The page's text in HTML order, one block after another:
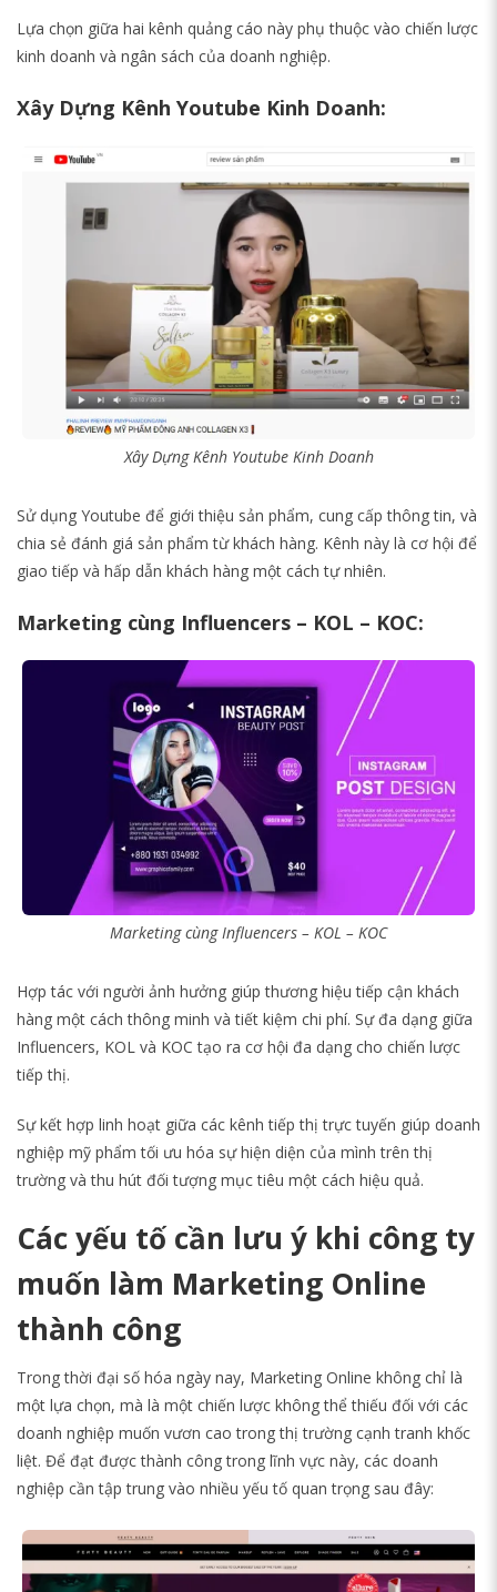
Lựa chọn giữa hai kênh quảng cáo này phụ thuộc vào chiến lược
kinh doanh và ngân sách của doanh nghiệp.
Xây Dựng Kênh Youtube Kinh Doanh:
Xây Dựng Kênh Youtube Kinh Doanh
Sử dụng Youtube để giới thiệu sản phẩm, cung cấp thông tin, và
chia sẻ đánh giá sản phẩm từ khách hàng. Kênh này là cơ hội để
giao tiếp và hấp dẫn khách hàng một cách tự nhiên.
Marketing cùng Influencers – KOL – KOC:
Marketing cùng Influencers – KOL – KOC
Hợp tác với người ảnh hưởng giúp thương hiệu tiếp cận khách
hàng một cách thông minh và tiết kiệm chi phí. Sự đa dạng giữa
Influencers, KOL và KOC tạo ra cơ hội đa dạng cho chiến lược
tiếp thị.
Sự kết hợp linh hoạt giữa các kênh tiếp thị trực tuyến giúp doanh
nghiệp mỹ phẩm tối ưu hóa sự hiện diện của mình trên thị
trường và thu hút đối tượng mục tiêu một cách hiệu quả.
Các yếu tố cần lưu ý khi công ty
muốn làm Marketing Online
thành công
Trong thời đại số hóa ngày nay, Marketing Online không chỉ là
một lựa chọn, mà là một chiến lược không thể thiếu đối với các
doanh nghiệp muốn vươn cao trong thị trường cạnh tranh khốc
liệt. Để đạt được thành công trong lĩnh vực này, các doanh
nghiệp cần tập trung vào nhiều yếu tố quan trọng sau đây: